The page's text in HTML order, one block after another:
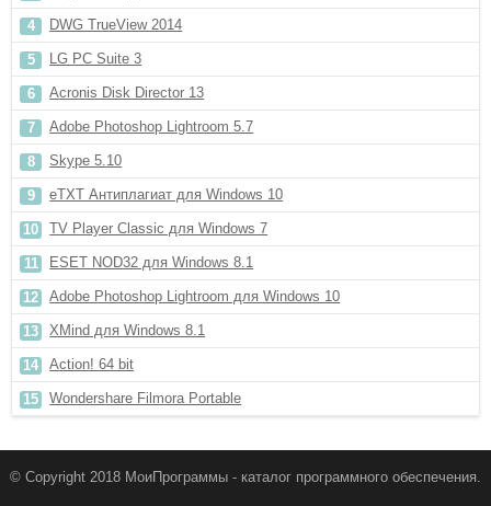
DWG TrueView 2014
LG PC Suite 3
Acronis Disk Director 13
Adobe Photoshop Lightroom 5.7
Skype 5.10
eTXT Антиплагиат для Windows 10
TV Player Classic для Windows 7
ESET NOD32 для Windows 8.1
Adobe Photoshop Lightroom для Windows 10
XMind для Windows 8.1
Action! 64 bit
Wondershare Filmora Portable
© Copyright 2018 МоиПрограммы - каталог программного обеспечения.